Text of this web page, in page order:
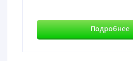
Подробнее